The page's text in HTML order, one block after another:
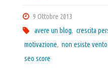
9 Ottobre 2013
avere un blog, crescita
motivazione, non esiste
seo score